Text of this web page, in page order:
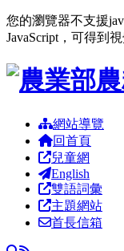
您的瀏覽器不支援
JavaScript，可得到
跳到主要內容區塊
網站導覽
回首頁
兒童網
English
雙語詞彙
主題網站
首長信箱